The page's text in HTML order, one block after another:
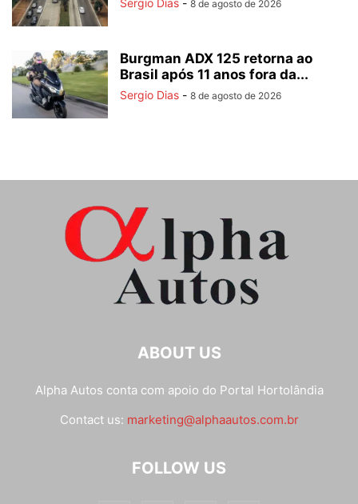
Sergio Dias - 8 de agosto de 2026
Burgman ADX 125 retorna ao
Brasil após 11 anos fora da...
Sergio Dias - 8 de agosto de 2026
ABOUT US
Alpha Autos conta com apoio do Portal Hortolândia
Contact us: marketing@alphaautos.com.br
FOLLOW US